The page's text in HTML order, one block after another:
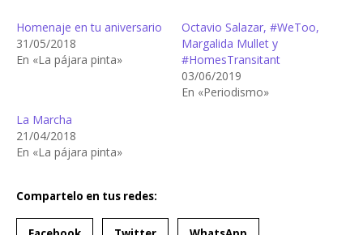
Homenaje en tu aniversario
31/05/2018
En «La pájara pinta»
Octavio Salazar, #WeToo,
Margalida Mullet y
#HomesTransitant
03/06/2019
En «Periodismo»
La Marcha
21/04/2018
En «La pájara pinta»
Compartelo en tus redes: